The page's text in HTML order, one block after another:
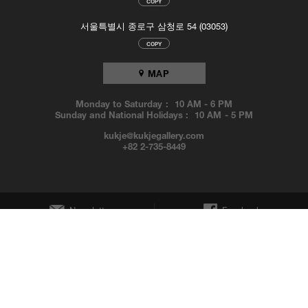
서울특별시 종로구 삼청로 54 (03053)
COPY
MAP
Monday to Saturday : 10 AM -6 PM
Sunday and National Holidays : 10 AM -5 PM
kukje@kukjegallery.com
+82 2-735-8449
Newsletter Facebook